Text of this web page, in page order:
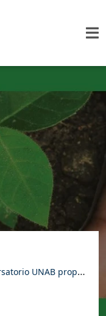
nuevas métricas para cerrar brechas de género en ciencia